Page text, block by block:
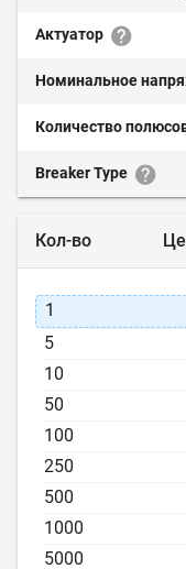
Актуатор
Номинальное
Количество
Breaker Type
Кол-во
1
5
10
50
100
250
500
1000
5000